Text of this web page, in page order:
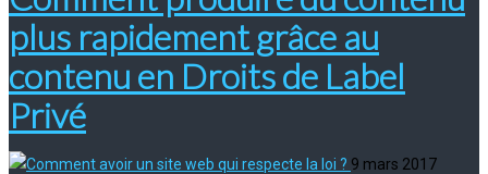
plus rapidement grâce au
contenu en Droits de Label
Privé
9 mars 2017